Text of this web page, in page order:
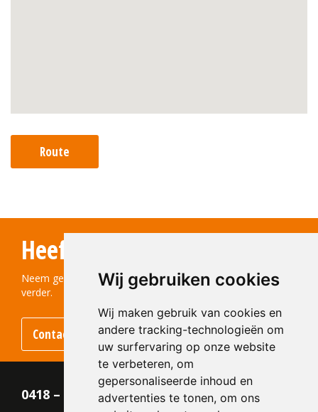
Wij gebruiken cookies
Wij maken gebruik van cookies en
andere tracking-technologieën om
uw surfervaring op onze website
te verbeteren, om
gepersonaliseerde inhoud en
advertenties te tonen, om ons
Route
Heeft u vragen?
Neem gerust contact met ons op! We helpen u graag
verder.
Contact opnemen
0418 – 55 22 21